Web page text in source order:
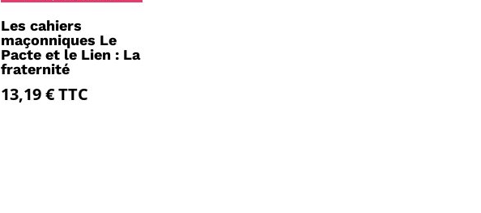
Les cahiers
maçonniques Le
Pacte et le Lien : La
fraternité
13,19€TTC